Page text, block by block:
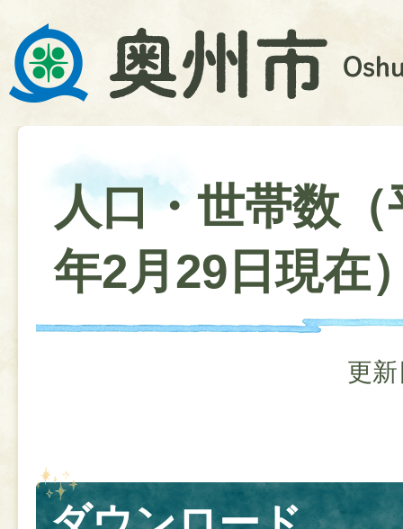
人口・世帯数（
年2月29日現在
更